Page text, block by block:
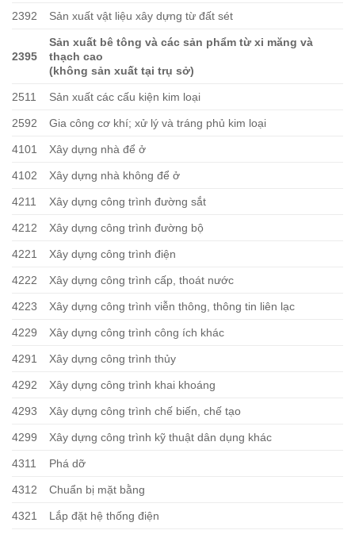
2392 Sản xuất vật liệu xây dựng từ đất sét
2395
Sản xuất bê tông và các sản phẩm từ xi măng và
thạch cao
(không sản xuất tại trụ sở)
2511 Sản xuất các cấu kiện kim loại
2592 Gia công cơ khí; xử lý và tráng phủ kim loại
4101 Xây dựng nhà để ở
4102 Xây dựng nhà không để ở
4211 Xây dựng công trình đường sắt
4212 Xây dựng công trình đường bộ
4221 Xây dựng công trình điện
4222 Xây dựng công trình cấp, thoát nước
4223 Xây dựng công trình viễn thông, thông tin liên lạc
4229 Xây dựng công trình công ích khác
4291 Xây dựng công trình thủy
4292 Xây dựng công trình khai khoáng
4293 Xây dựng công trình chế biến, chế tạo
4299 Xây dựng công trình kỹ thuật dân dụng khác
4311 Phá dỡ
4312 Chuẩn bị mặt bằng
4321 Lắp đặt hệ thống điện